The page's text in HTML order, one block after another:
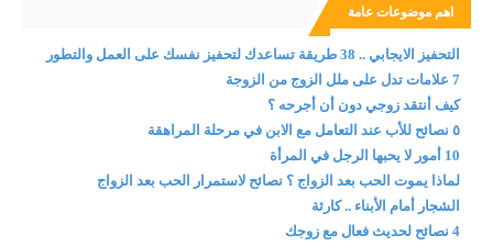
اهم موضوعات عامة
التحفيز الايجابي .. 38 طريقة تساعدك لتحفيز نفسك على العمل والتطور
7 علامات تدل على ملل الزوج من الزوجة
كيف أنتقد زوجي دون أن أجرحه ؟
٥ نصائح للأب عند التعامل مع الابن في مرحلة المراهقة
10 أمور لا يحبها الرجل في المرأة
لماذا يموت الحب بعد الزواج ؟ نصائح لاستمرار الحب بعد الزواج
الشجار أمام الأبناء .. كارثة
4 نصائح لحديث فعال مع زوجك